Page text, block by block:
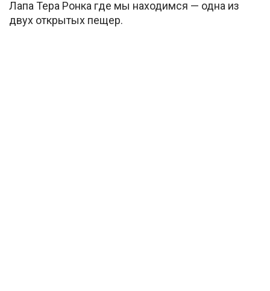
Лапа Тера Ронка где мы находимся — одна из
двух открытых пещер.